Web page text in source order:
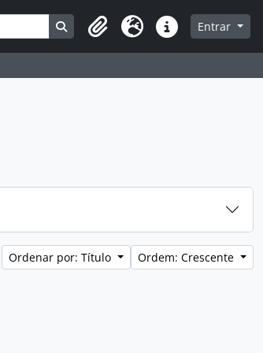
Busque na página de navegação
Clipboard
Idioma Atalhos Entrar
Ordenar por: Título Ordem: Crescente